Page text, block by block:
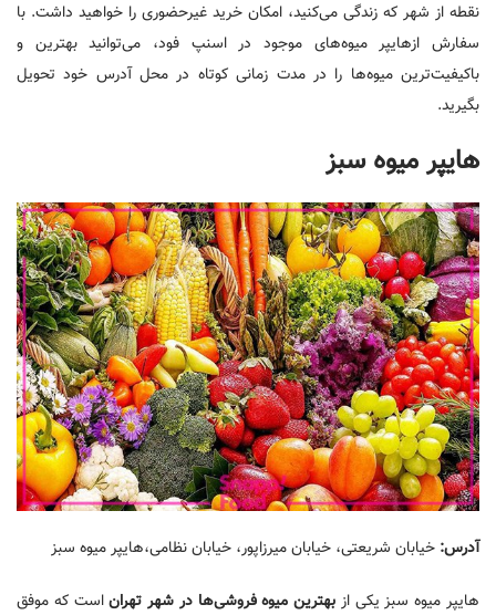
نقطه از شهر که زندگی می‌کنید، امکان خرید غیرحضوری را خواهید داشت. با
سفارش از‌هایپر میوه‌های موجود در اسنپ فود، می‌توانید بهترین و
باکیفیت‌ترین میوه‌ها را در مدت زمانی کوتاه در محل آدرس خود تحویل
بگیرید.
هایپر میوه سبز
آدرس: خیابان شریعتی، خیابان میرزاپور، خیابان نظامی،‌هایپر میوه سبز
هایپر میوه سبز یکی از بهترین میوه فروشی‌ها در شهر تهراناست که موفق